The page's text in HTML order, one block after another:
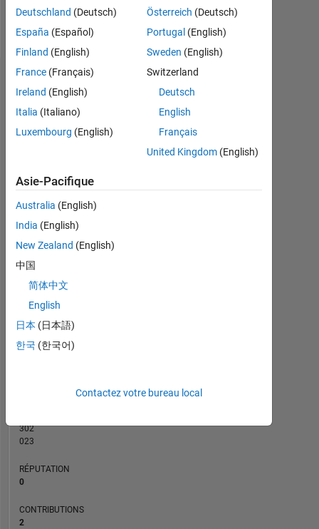
Statistiques
CONTRIBUTIONS
2
302
023
RÉPUTATION
0
CONTRIBUTIONS
2
Deutschland (Deutsch)
España (Español)
Finland (English)
France (Français)
Ireland (English)
Italia (Italiano)
Luxembourg (English)
Österreich (Deutsch)
Portugal (English)
Sweden (English)
Switzerland
Deutsch
English
Français
United Kingdom(English)
Asie-Pacifique
Australia (English)
India (English)
New Zealand (English)
中国
简体中文
English
日本 (日本語)
한국 (한국어)
Contactez votre bureau local